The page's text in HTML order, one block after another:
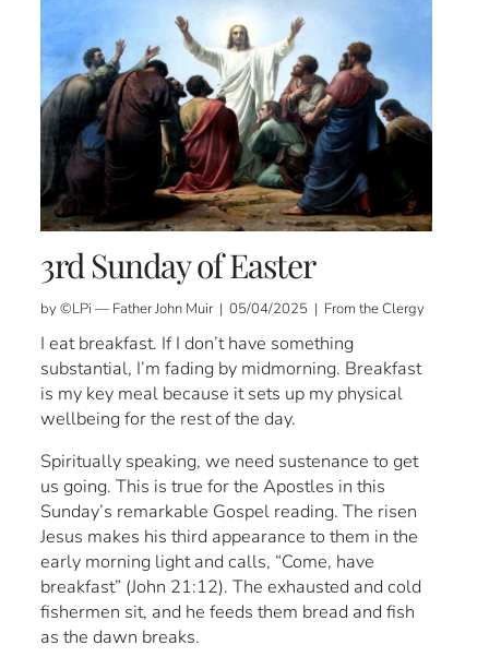
3rd Sunday of Easter
by ©LPi — Father John Muir | 05/04/2025 | From the Clergy
I eat breakfast. If I don’t have something
substantial, I’m fading by midmorning. Breakfast
is my key meal because it sets up my physical
wellbeing for the rest of the day.
Spiritually speaking, we need sustenance to get
us going. This is true for the Apostles in this
Sunday’s remarkable Gospel reading. The risen
Jesus makes his third appearance to them in the
early morning light and calls, “Come, have
breakfast” (John 21:12). The exhausted and cold
fishermen sit, and he feeds them bread and fish
as the dawn breaks.